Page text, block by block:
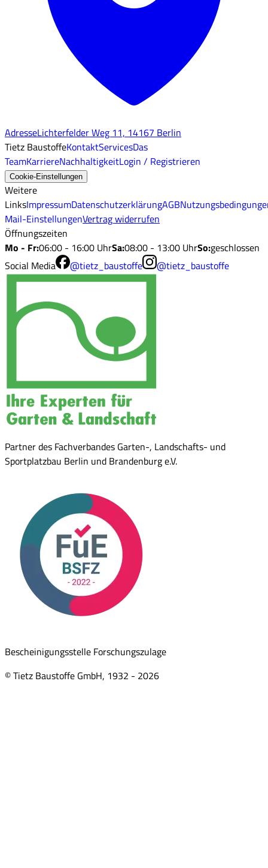
AdresseLichterfelder Weg 11, 14167 Berlin
Tietz BaustoffeKontaktServicesDas
TeamKarriereNachhaltigkeitLogin / Registrieren
Cookie-Einstellungen
Weitere
LinksImpressumDatenschutzerklärungAGB
Mail-EinstellungenVertrag widerrufen
Öffnungszeiten
Mo - Fr:06:00 - 16:00 UhrSa:08:00 - 13:00 UhrSo:geschlossen
Social Media
@tietz_baustoffe @tietz_baustoffe
Partner des Fachverbandes Garten-, Landschafts- und
Sportplatzbau Berlin und Brandenburg e.V.
Bescheinigungsstelle Forschungszulage
© Tietz Baustoffe GmbH, 1932 - 2026